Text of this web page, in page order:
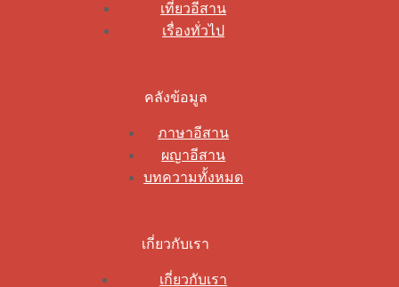
เที่ยวอีสาน
เรื่องทั่วไป
คลังข้อมูล
ภาษาอีสาน
ผญาอีสาน
บทความทั้งหมด
เกี่ยวกับเรา
เกี่ยวกับเรา